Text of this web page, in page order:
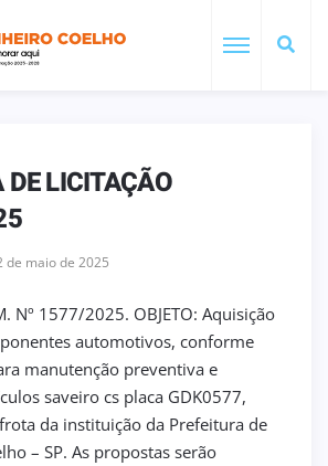
LICITAÇÃO
de maio de 2025
Nº 1577/2025. OBJETO: Aquisição
automotivos, conforme
manutenção preventiva e
saveiro cs placa GDK0577,
da instituição da Prefeitura de
– SP. As propostas serão